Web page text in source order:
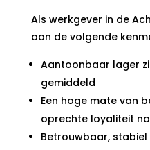
Als werkgever in de
aan de volgende
Aantoonbaar lager
gemiddeld
Een hoge mate van
oprechte loyaliteit
Betrouwbaar,